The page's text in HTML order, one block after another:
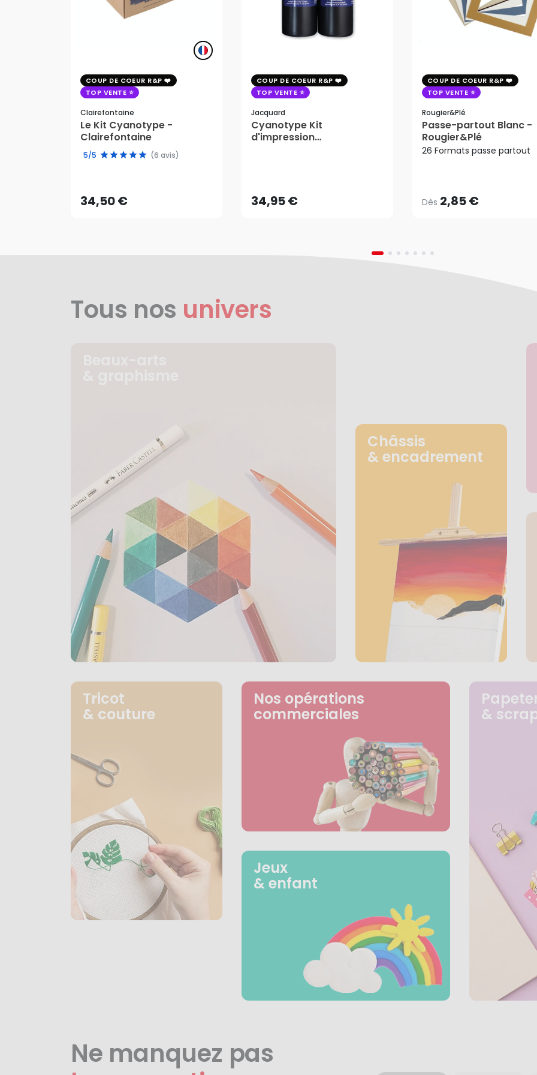
COUP DE COEUR R&P
TOP VENTE
Clairefontaine
Le Kit Cyanotype -
Clairefontaine
5/5 (6 avis)
34,50 €AJOUTER AU PANIER
COUP DE COEUR R&P
TOP VENTE
Jacquard
Cyanotype Kit
d'impression
34,95 €AJOUTER AU PANIER
COUP DE COEUR R&P
TOP VENTE
Rougier&plé
Passe-partout Blanc -
Rougier&Plé
26 Formats passe partout
Dès 2,85 €
2,85 €
Tous nos univers
Châssis
& encadrement
Tricot
& couture
Nos opérations
commerciales
Jeux
& enfant
&
Ne manquez pas